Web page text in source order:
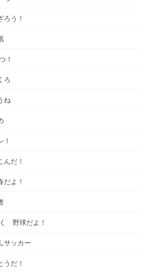
ロジェクト、開始！
村】最終話、各電子書籍にて配信開始&シ
月13日
月31日
んとともだち 74 アップしました！
月1日
う！
！
ろ
ね
だ！
よ！
野球だよ！
ッカー
だ！